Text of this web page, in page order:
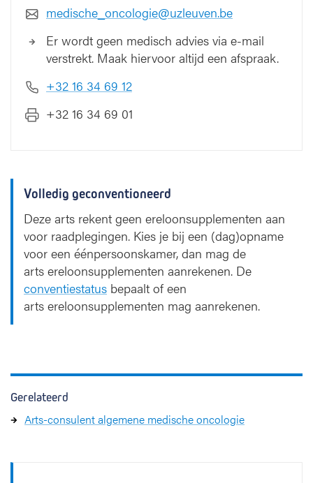
medische_oncologie@uzleuven.be
Er wordt geen medisch advies via e-mail
verstrekt. Maak hiervoor altijd een afspraak.
+32 16 34 69 12
+32 16 34 69 01
Volledig geconventioneerd
Deze arts rekent geen ereloonsupplementen aan
voor raadplegingen. Kies je bij een (dag)opname
voor een éénpersoonskamer, dan mag de
arts ereloonsupplementen aanrekenen. De
conventiestatus bepaalt of een
arts ereloonsupplementen mag aanrekenen.
Gerelateerd
Arts-consulent algemene medische oncologie